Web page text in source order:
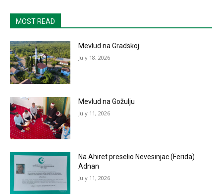
MOST READ
Mevlud na Gradskoj
July 18, 2026
Mevlud na Gožulju
July 11, 2026
Na Ahiret preselio Nevesinjac (Ferida)
Adnan
July 11, 2026